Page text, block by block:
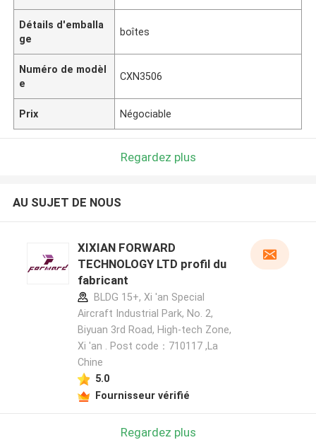
Détails d'emballa
ge
boîtes
Numéro de modèl
e
CXN3506
Prix Négociable
Regardez plus
AU SUJET DE NOUS
XIXIAN FORWARD
TECHNOLOGY LTD profil du
fabricant
BLDG 15+, Xi 'an Special
Aircraft Industrial Park, No. 2,
Biyuan 3rd Road, High-tech Zone,
Xi 'an . Post code：710117 ,La
Chine
5.0
Fournisseur vérifié
Regardez plus